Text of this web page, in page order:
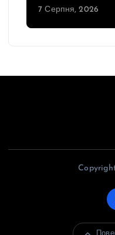
7 Серпня, 2026